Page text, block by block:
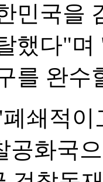
민국을
했다"
를 완수
쇄적
공화국